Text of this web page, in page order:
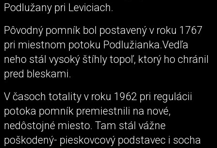
Podlužany pri Leviciach.
Pôvodný pomník bol postavený v roku 1767
pri miestnom potoku Podlužianka.Vedľa
neho stál vysoký štíhly topoľ, ktorý ho chránil
pred bleskami.
V časoch totality v roku 1962 pri regulácii
potoka pomník premiestnili na nové,
nedôstojné miesto. Tam stál vážne
poškodený- pieskovcový podstavec i socha